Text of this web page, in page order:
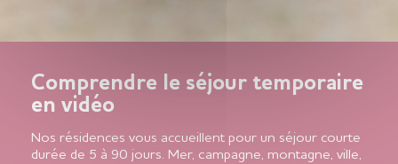
Comprendre le séjour temporaire
en vidéo
Nos résidences vous accueillent pour un séjour courte
durée de 5 à 90 jours. Mer, campagne, montagne, ville,